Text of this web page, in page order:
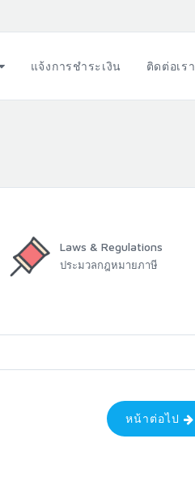
แจ้งการชำระเงิน ติดต่อเรา
Laws & Regulations
ประมวลกฎหมายภาษี
หน้าต่อไป